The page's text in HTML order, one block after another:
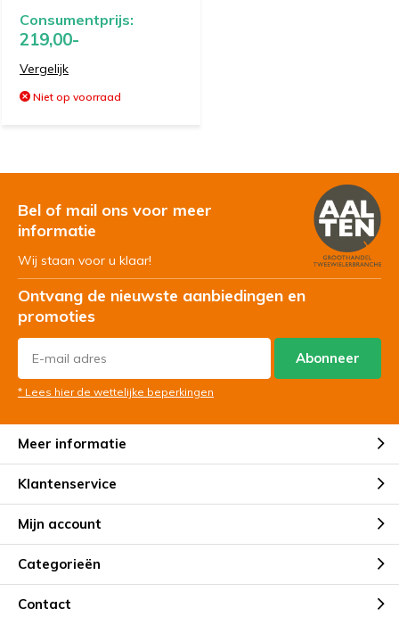
Consumentprijs:
219,00-
Vergelijk
Niet op voorraad
Bel of mail ons voor meer
informatie
Wij staan voor u klaar!
Ontvang de nieuwste aanbiedingen en
promoties
Abonneer
* Lees hier de wettelijke beperkingen
Meer informatie
Klantenservice
Mijn account
Categorieën
Contact